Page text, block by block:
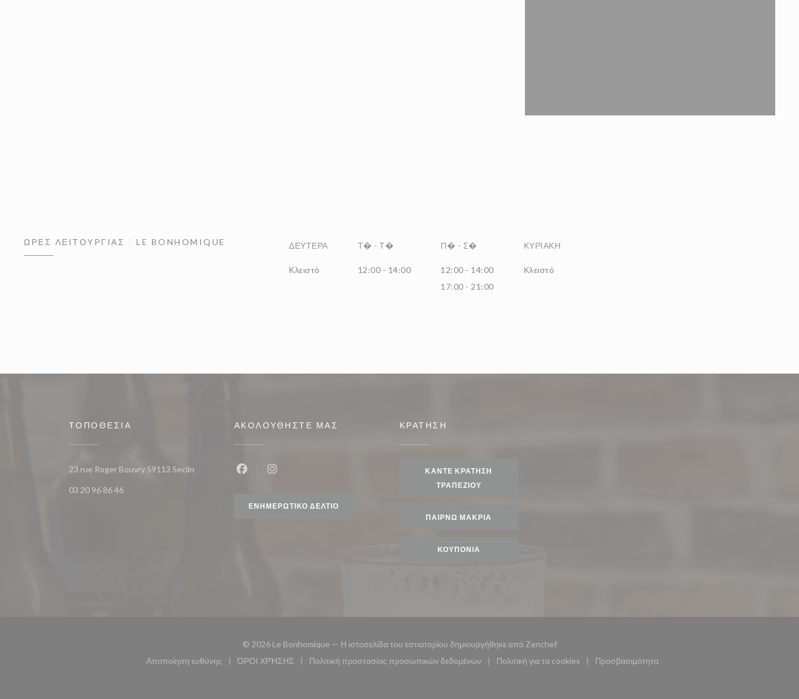
ΏΡΕΣ ΛΕΙΤΟΥΡΓΊΑΣ LE BONHOMIQUE ΔΕΥΤΈΡΑ
Κλειστό
Τ� -Τ�
12:00 - 14:00
Π� - Σ�
12:00 - 14:00
17:00 - 21:00
ΚΥΡΙΑΚΉ
Κλειστό
ΤΟΠΟΘΕΣΊΑ
23 rue Roger Bouvry 59113 Seclin((ανοίγει σε νέο παράθυρο))
03 20 96 86 46
ΑΚΟΛΟΥΘΉΣΤΕ ΜΑΣ
Instagram ((ανοίγει σε νέο παράθυρο))
ΕΝΗΜΕΡΩΤΙΚΌ ΔΕΛΤΊΟ
ΚΡΆΤΗΣΗ
ΚΆΝΤΕ ΚΡΆΤΗΣΗ
ΤΡΑΠΕΖΙΟΎ
ΠΑΊΡΝΩ ΜΑΚΡΙΆ
ΚΟΥΠΌΝΙΑ
© 2026 Le Bonhomique — Η ιστοσελίδα του εστιατορίου δημιουργήθηκε από Zenchef((ανοίγει σε νέο παράθυρο))
Αποποίηση ευθύνης
((ανοίγει σε νέο παράθυρο))
ΌΡΟΙ ΧΡΉΣΗΣ
((ανοίγει σε νέο παράθυρο))
Πολιτική προστασίας προσωπικών δεδομένων
((ανοίγει σε νέο παράθυρο))
Πολιτική για τα cookies
((ανοίγει σε νέο παράθυρο))
Προσβασιμότητα
((ανοίγει σε νέο παράθυρο))